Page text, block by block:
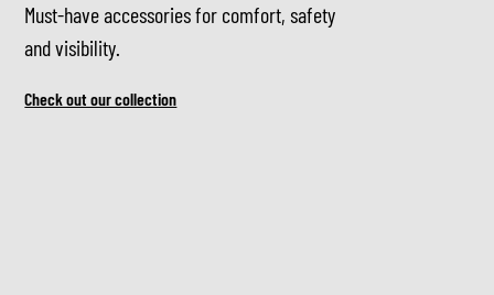
Must-have accessories for comfort, safety
and visibility.
Check out our collection